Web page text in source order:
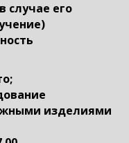
случае его
изделиями